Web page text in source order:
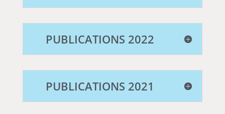
PUBLICATIONS 2022
PUBLICATIONS 2021